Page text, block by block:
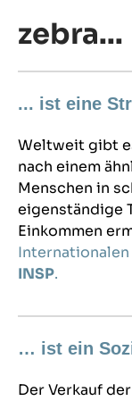
zebra...
... ist eine
Weltweit gibt
nach einem
Menschen in
eigenständige
Einkommen
INSP.
… ist ein
Der Verkauf